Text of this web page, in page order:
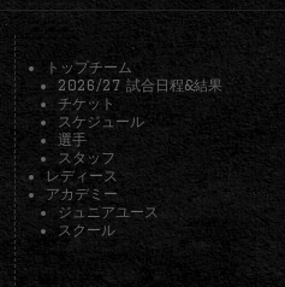
トップチーム
2026/27 試合日程&結果
チケット
スケジュール
選手
スタッフ
レディース
アカデミー
ジュニアユース
スクール